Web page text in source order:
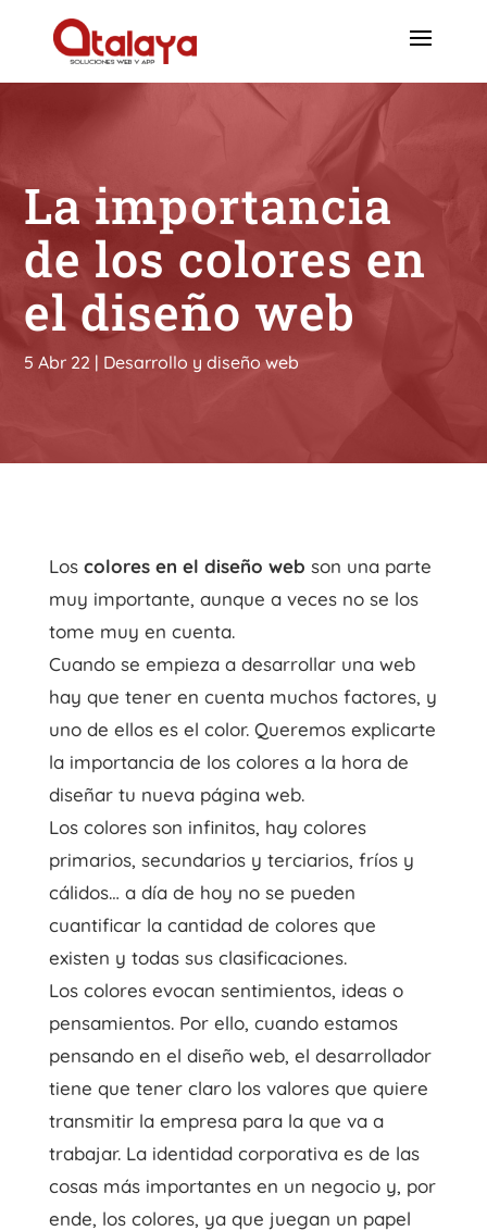
La importancia
de los colores en
el diseño web
5 Abr 22 | Desarrollo y diseño web
Los colores en el diseño web son una parte
muy importante, aunque a veces no se los
tome muy en cuenta.
Cuando se empieza a desarrollar una web
hay que tener en cuenta muchos factores, y
uno de ellos es el color. Queremos explicarte
la importancia de los colores a la hora de
diseñar tu nueva página web.
Los colores son infinitos, hay colores
primarios, secundarios y terciarios, fríos y
cálidos… a día de hoy no se pueden
cuantificar la cantidad de colores que
existen y todas sus clasificaciones.
Los colores evocan sentimientos, ideas o
pensamientos. Por ello, cuando estamos
pensando en el diseño web, el desarrollador
tiene que tener claro los valores que quiere
transmitir la empresa para la que va a
trabajar. La identidad corporativa es de las
cosas más importantes en un negocio y, por
ende, los colores, ya que juegan un papel